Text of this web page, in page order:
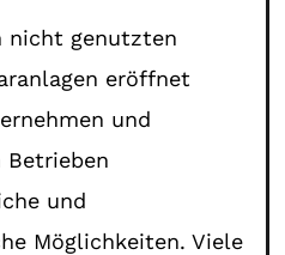
nicht genutzten
eröffnet
und
und
Möglichkeiten. Viele